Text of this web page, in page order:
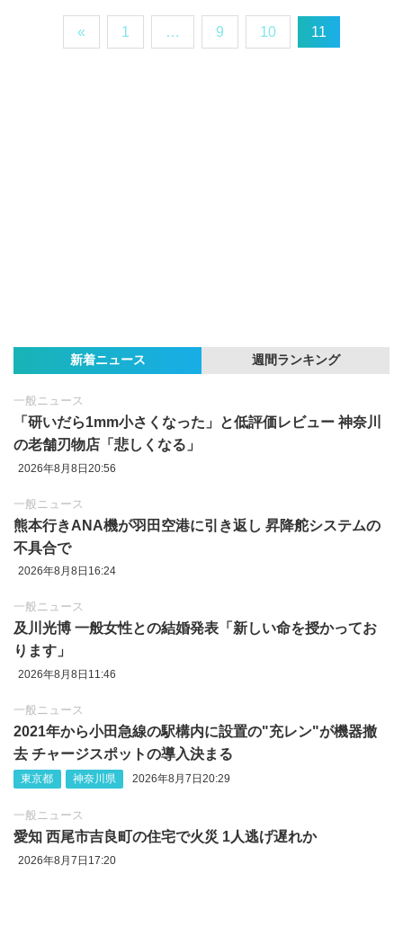
« 1 … 9 10 11
新着ニュース 週間ランキング
一般ニュース
「研いだら1mm小さくなった」と低評価レビュー 神奈川
の老舗刃物店「悲しくなる」
2026年8月8日20:56
一般ニュース
熊本行きANA機が羽田空港に引き返し 昇降舵システムの
不具合で
2026年8月8日16:24
一般ニュース
及川光博 一般女性との結婚発表「新しい命を授かってお
ります」
2026年8月8日11:46
一般ニュース
2021年から小田急線の駅構内に設置の"充レン"が機器撤
去 チャージスポットの導入決まる
東京都 神奈川県 2026年8月7日20:29
一般ニュース
愛知 西尾市吉良町の住宅で火災 1人逃げ遅れか
2026年8月7日17:20